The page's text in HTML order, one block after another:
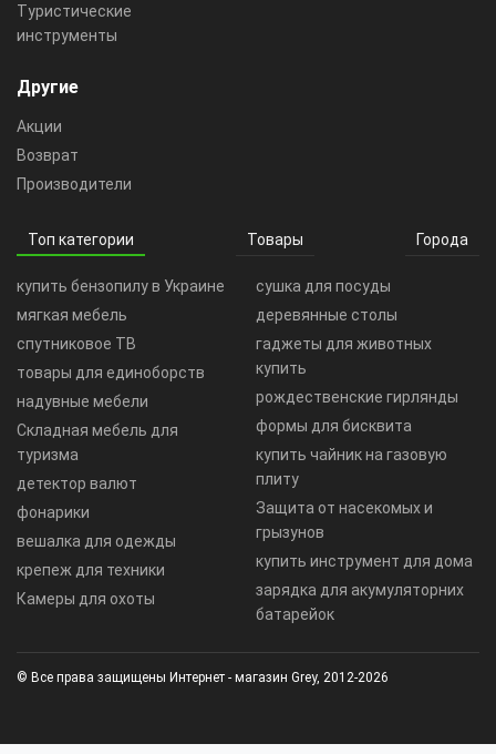
Туристические
инструменты
Другие
Акции
Возврат
Производители
Топ категории Товары Города
купить бензопилу в Украине
мягкая мебель
спутниковое ТВ
товары для единоборств
надувные мебели
Складная мебель для
туризма
детектор валют
фонарики
вешалка для одежды
крепеж для техники
Камеры для охоты
сушка для посуды
деревянные столы
гаджеты для животных
купить
рождественские гирлянды
формы для бисквита
купить чайник на газовую
плиту
Защита от насекомых и
грызунов
купить инструмент для дома
зарядка для акумуляторних
батарейок
© Все права защищены Интернет - магазин Grey, 2012-2026